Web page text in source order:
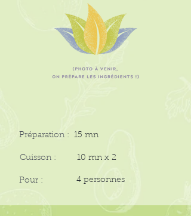
Préparation : 15 mn
Cuisson : 10 mn x 2
Pour : 4 personnes